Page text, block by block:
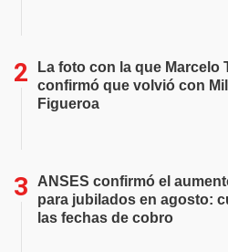
La foto con la que Marcelo
confirmó que volvió con
Figueroa
ANSES confirmó el
para jubilados en agosto:
las fechas de cobro